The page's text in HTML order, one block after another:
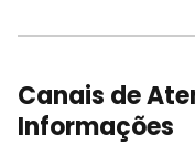
Canais de
Informações